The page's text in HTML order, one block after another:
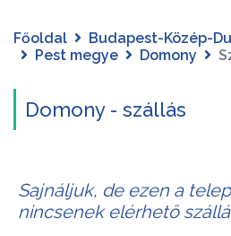
Főoldal
Budapest-Közép-
Pest megye
Domony
Domony - szállás
Sajnáljuk, de ezen a
nincsenek elérhető